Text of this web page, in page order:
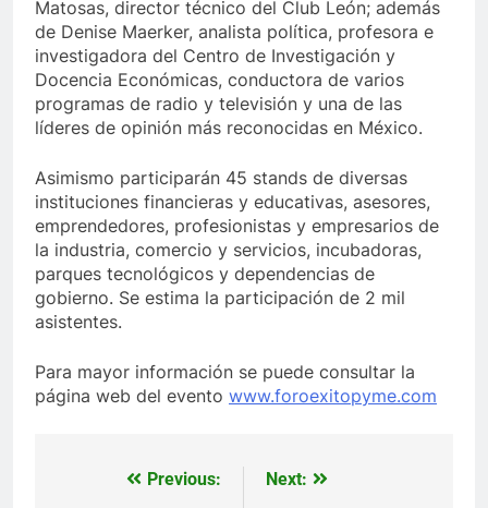
Matosas, director técnico del Club León; además
de Denise Maerker, analista política, profesora e
investigadora del Centro de Investigación y
Docencia Económicas, conductora de varios
programas de radio y televisión y una de las
líderes de opinión más reconocidas en México.
Asimismo participarán 45 stands de diversas
instituciones financieras y educativas, asesores,
emprendedores, profesionistas y empresarios de
la industria, comercio y servicios, incubadoras,
parques tecnológicos y dependencias de
gobierno. Se estima la participación de 2 mil
asistentes.
Para mayor información se puede consultar la
página web del evento www.foroexitopyme.com
Navegación
Previous:
Next: